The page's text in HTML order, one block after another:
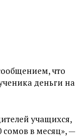
что
деньги на
учащихся,
сомов в месяц», —